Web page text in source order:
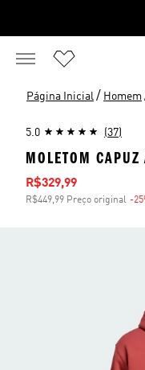
Página Inicial / Homem
5.0 (37)
MOLETOM
Preço com desconto
R$329,99
R$449,99 Preço original -